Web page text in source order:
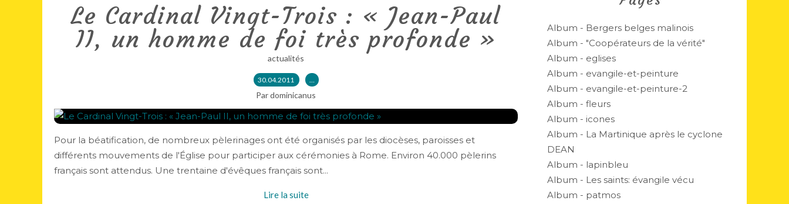
Le Cardinal Vingt-Trois : « Jean-Paul
II, un homme de foi très profonde »
actualités
30.04.2011 …
Par dominicanus
Pour la béatification, de nombreux pèlerinages ont été organisés par les diocèses, paroisses et
différents mouvements de l'Église pour participer aux cérémonies à Rome. Environ 40.000 pèlerins
français sont attendus. Une trentaine d'évêques français sont...
Lire la suite
Album - Bergers belges malinois
Album - "Coopérateurs de la vérité"
Album - eglises
Album - evangile-et-peinture
Album - evangile-et-peinture-2
Album - fleurs
Album - icones
Album - La Martinique après le cyclone
DEAN
Album - lapinbleu
Album - Les saints: évangile vécu
Album - patmos